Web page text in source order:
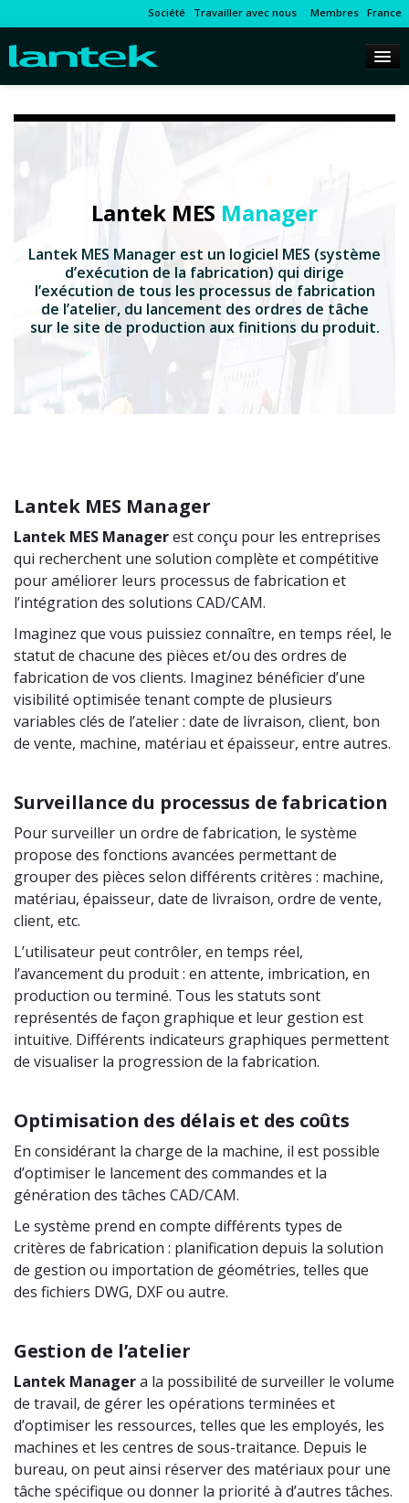
Société Travailler avec nous Membres France
Lantek MES Manager
Lantek MES Manager est un logiciel MES (système
d’exécution de la fabrication) qui dirige
l’exécution de tous les processus de fabrication
de l’atelier, du lancement des ordres de tâche
sur le site de production aux finitions du produit.
Lantek MES Manager
Lantek MES Managerest conçu pour les entreprises
qui recherchent une solution complète et compétitive
pour améliorer leurs processus de fabrication et
l’intégration des solutions CAD/CAM.
Imaginez que vous puissiez connaître, en temps réel, le
statut de chacune des pièces et/ou des ordres de
fabrication de vos clients. Imaginez bénéficier d’une
visibilité optimisée tenant compte de plusieurs
variables clés de l’atelier : date de livraison, client, bon
de vente, machine, matériau et épaisseur, entre autres.
Surveillance du processus de fabrication
Pour surveiller un ordre de fabrication, le système
propose des fonctions avancées permettant de
grouper des pièces selon différents critères : machine,
matériau, épaisseur, date de livraison, ordre de vente,
client, etc.
L’utilisateur peut contrôler, en temps réel,
l’avancement du produit : en attente, imbrication, en
production ou terminé. Tous les statuts sont
représentés de façon graphique et leur gestion est
intuitive. Différents indicateurs graphiques permettent
de visualiser la progression de la fabrication.
Optimisation des délais et des coûts
En considérant la charge de la machine, il est possible
d’optimiser le lancement des commandes et la
génération des tâches CAD/CAM.
Le système prend en compte différents types de
critères de fabrication : planification depuis la solution
de gestion ou importation de géométries, telles que
des fichiers DWG, DXF ou autre.
Gestion de l’atelier
Lantek Managera la possibilité de surveiller le volume
de travail, de gérer les opérations terminées et
d’optimiser les ressources, telles que les employés, les
machines et les centres de sous-traitance. Depuis le
bureau, on peut ainsi réserver des matériaux pour une
tâche spécifique ou donner la priorité à d’autres tâches.